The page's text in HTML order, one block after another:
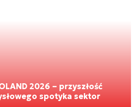
2026 – przyszłość
spotyka sektor